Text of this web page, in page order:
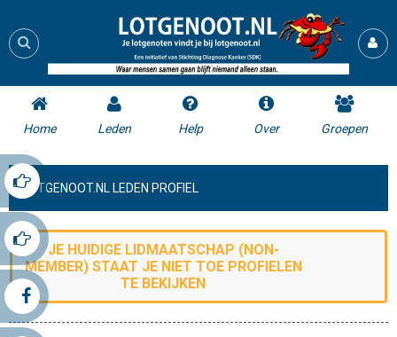
Home Leden Help Over Groepen
LOTGENOOT.NL LEDEN PROFIEL
JE HUIDIGE LIDMAATSCHAP (NON-
MEMBER) STAAT JE NIET TOE PROFIELEN
TE BEKIJKEN